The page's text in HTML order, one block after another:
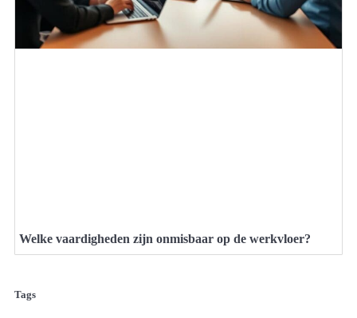
Welke vaardigheden zijn onmisbaar op de werkvloer?
Tags